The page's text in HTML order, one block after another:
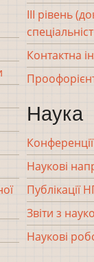
ІІІ рівень
Контактна
Наука
Конференції
Наукові
Публікації
Звіти з
Наукові